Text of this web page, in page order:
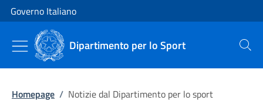
Vai al contenuto
Vai alla navigazione del sito
Governo Italiano
Dipartimento per lo Sport Cerca
Homepage / Notizie dal Dipartimento per lo sport